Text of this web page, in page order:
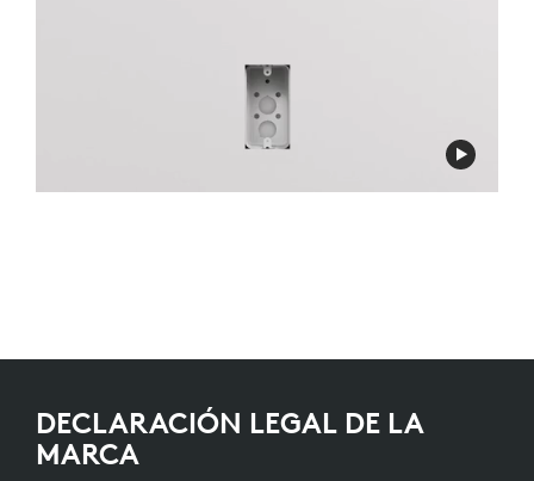
DECLARACIÓN LEGAL DE LA
MARCA